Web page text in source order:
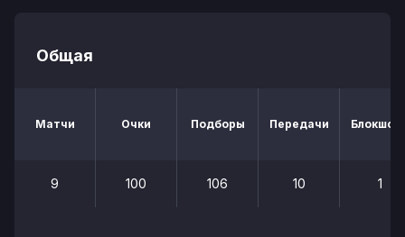
Общая
Матчи Очки Подборы Передачи
9 100 106 10 1